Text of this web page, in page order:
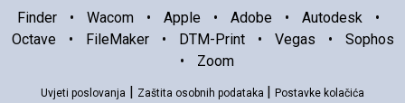
Finder • Wacom • Apple • Adobe • Autodesk
•
Octave
• FileMaker • DTM-Print • Vegas •
Sophos
•
Zoom
Uvjeti poslovanja Zaštita osobnih podataka Postavke kolačića